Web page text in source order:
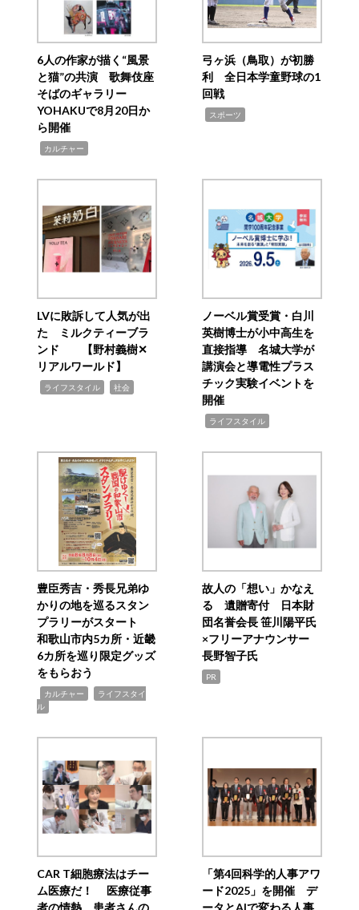
6人の作家が描く“風景
と猫”の共演 歌舞伎座
そばのギャラリー
YOHAKUで8月20日か
ら開催
カルチャー
弓ヶ浜（鳥取）が初勝
利 全日本学童野球の1
回戦
スポーツ
LVに敗訴して人気が出
た ミルクティーブラ
ンド 【野村義樹✕
リアルワールド】
ライフスタイル 社会
ノーベル賞受賞・白川
英樹博士が小中高生を
直接指導 名城大学が
講演会と導電性プラス
チック実験イベントを
開催
ライフスタイル
豊臣秀吉・秀長兄弟ゆ
かりの地を巡るスタン
プラリーがスタート
和歌山市内5カ所・近畿
6カ所を巡り限定グッズ
をもらおう
カルチャー
ライフスタイ
ル
故人の「想い」かなえ
る 遺贈寄付 日本財
団名誉会長 笹川陽平氏
×フリーアナウンサー
長野智子氏
PR
CAR T細胞療法はチー
ム医療だ！ 医療従事
「第4回科学的人事アワ
ード2025」を開催 デ